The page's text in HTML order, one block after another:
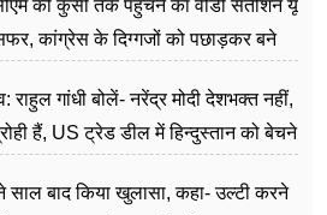
की कुर्सी तक पहुंचने का वीडी सतीशन यूं
कांग्रेस के दिग्गजों को पछाड़कर बने
राहुल गांधी बोलें- नरेंद्र मोदी देशभक्त नहीं,
हैं, US ट्रेड डील में हिन्दुस्तान को बेचने
साल बाद किया खुलासा, कहा- उल्टी करने